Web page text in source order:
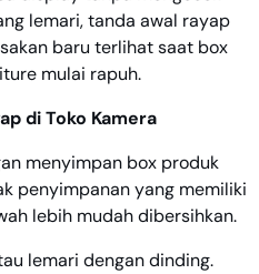
lemari, tanda awal rayap
baru terlihat saat box
mulai rapuh.
di Toko Kamera
menyimpan box produk
penyimpanan yang memiliki
lebih mudah dibersihkan.
lemari dengan dinding.